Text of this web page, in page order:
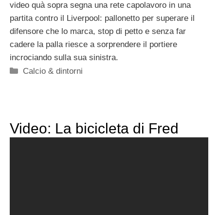
video quà sopra segna una rete capolavoro in una
partita contro il Liverpool: pallonetto per superare il
difensore che lo marca, stop di petto e senza far
cadere la palla riesce a sorprendere il portiere
incrociando sulla sua sinistra.
Categorie
Calcio & dintorni
Video: La bicicleta di Fred